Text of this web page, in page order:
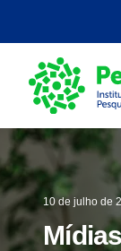
10 de julho de